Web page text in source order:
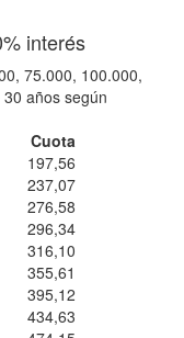
interés
75.000, 100.000,
años según
Cuota
197,56
237,07
276,58
296,34
316,10
355,61
395,12
434,63